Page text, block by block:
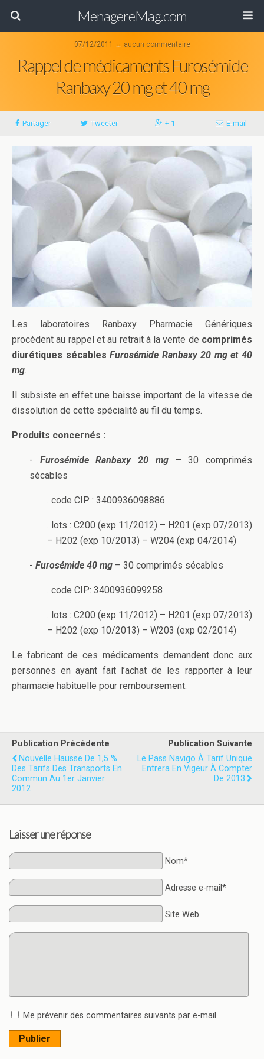
MenagereMag.com
07/12/2011 ↔ aucun commentaire
Rappel de médicaments Furosémide
Ranbaxy 20 mg et 40 mg
Partager Tweeter + 1 E-mail
Les laboratoires Ranbaxy Pharmacie Génériques
procèdent au rappel et au retrait à la vente de comprimés
diurétiques sécables Furosémide Ranbaxy 20 mg et 40
mg.
Il subsiste en effet une baisse important de la vitesse de
dissolution de cette spécialité au fil du temps.
Produits concernés :
- Furosémide Ranbaxy 20 mg– 30 comprimés
sécables
. code CIP : 3400936098886
. lots : C200 (exp 11/2012) – H201 (exp 07/2013)
– H202 (exp 10/2013) – W204 (exp 04/2014)
- Furosémide 40 mg – 30 comprimés sécables
. code CIP: 3400936099258
. lots : C200 (exp 11/2012) – H201 (exp 07/2013)
– H202 (exp 10/2013) – W203 (exp 02/2014)
Le fabricant de ces médicaments demandent donc aux
personnes en ayant fait l’achat de les rapporter à leur
pharmacie habituelle pour remboursement.
Publication Précédente
Nouvelle Hausse De 1,5 %
Des Tarifs Des Transports En
Commun Au 1er Janvier
2012
Publication Suivante
Le Pass Navigo À Tarif Unique
Entrera En Vigeur À Compter
De 2013
Laisser une réponse
Nom*
Adresse e-mail*
Site Web
Me prévenir des commentaires suivants par e-mail
Publier